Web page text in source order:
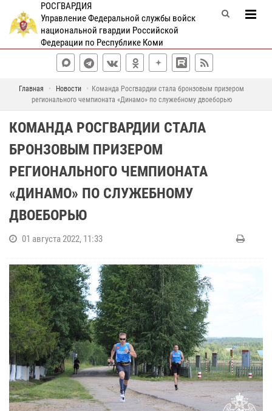
РОСГВАРДИЯ
Управление Федеральной службы войск
национальной гвардии Российской
Федерации по Республике Коми
Главная Новости
Команда Росгвардии стала бронзовым призером
регионального чемпионата «Динамо» по служебному двоеборью
КОМАНДА РОСГВАРДИИ СТАЛА
БРОНЗОВЫМ ПРИЗЕРОМ
РЕГИОНАЛЬНОГО ЧЕМПИОНАТА
«ДИНАМО» ПО СЛУЖЕБНОМУ
ДВОЕБОРЬЮ
01 августа 2022, 11:33